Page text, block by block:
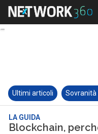
Ultimi articoli Sovranità
LA GUIDA
Blockchain,